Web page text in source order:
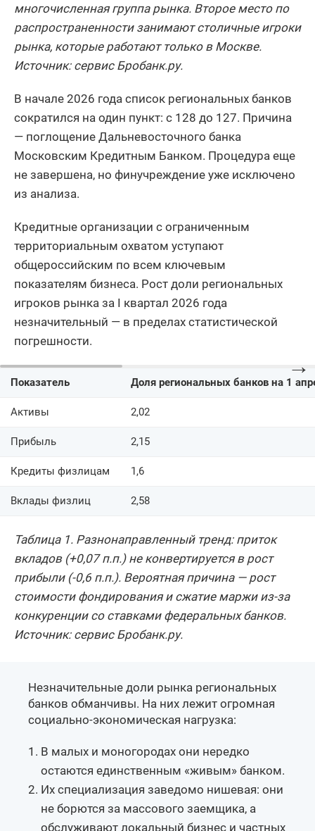
многочисленная группа рынка. Второе место по
распространенности занимают столичные игроки
рынка, которые работают только в Москве.
Источник: сервис Бробанк.ру.
В начале 2026 года список региональных банков
сократился на один пункт: с 128 до 127. Причина
— поглощение Дальневосточного банка
Московским Кредитным Банком. Процедура еще
не завершена, но финучреждение уже исключено
из анализа.
Кредитные организации с ограниченным
территориальным охватом уступают
общероссийским по всем ключевым
показателям бизнеса. Рост доли региональных
игроков рынка за I квартал 2026 года
незначительный — в пределах статистической
погрешности.
→
Показатель Доля региональных банков на 1
Активы 2,02
Прибыль 2,15
Кредиты физлицам 1,6
Вклады физлиц 2,58
Таблица 1. Разнонаправленный тренд: приток
вкладов (+0,07 п.п.) не конвертируется в рост
прибыли (-0,6 п.п.). Вероятная причина — рост
стоимости фондирования и сжатие маржи из-за
конкуренции со ставками федеральных банков.
Источник: сервис Бробанк.ру.
Незначительные доли рынка региональных
банков обманчивы. На них лежит огромная
социально-экономическая нагрузка:
В малых и моногородах они нередко
остаются единственным «живым» банком.
Их специализация заведомо нишевая: они
не борются за массового заемщика, а
обслуживают локальный бизнес и частных